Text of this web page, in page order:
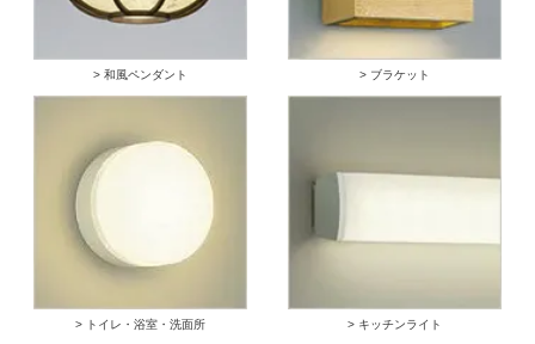
> 和風ペンダント > ブラケット
> トイレ・浴室・洗面所 > キッチンライト